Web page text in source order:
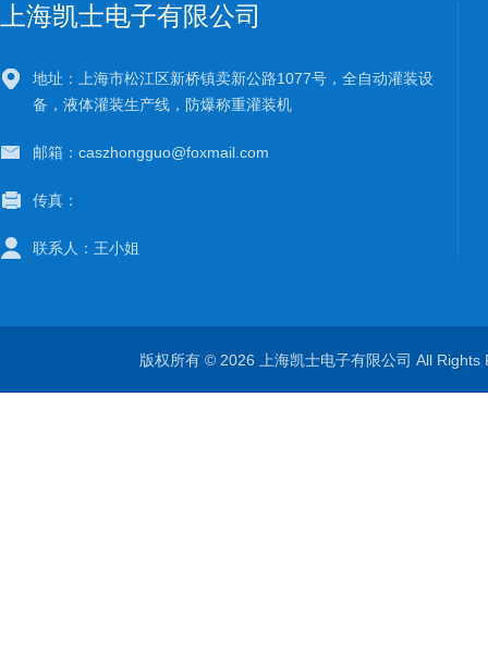
上海凯士电子有限公司
地址：上海市松江区新桥镇卖新公路1077号，全自动灌装设
备，液体灌装生产线，防爆称重灌装机
邮箱：caszhongguo@foxmail.com
传真：
联系人：王小姐
版权所有 © 2026 上海凯士电子有限公司 All